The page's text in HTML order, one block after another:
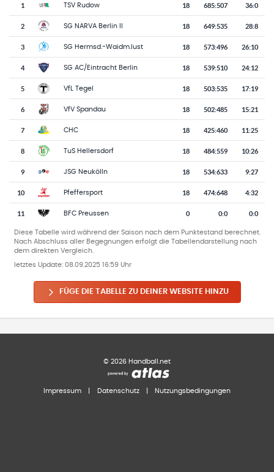
1 TSV Rudow 18 685:507 36:0
2 SG NARVA Berlin II 18 649:535 28:8
3 SG Hermsd.-Waidm.lust 18 573:496 26:10
4 SG AC/Eintracht Berlin 18 539:510 24:12
5 VfL Tegel 18 503:535 17:19
6 VfV Spandau 18 502:485 15:21
7 CHC 18 425:460 11:25
8 TuS Hellersdorf 18 484:559 10:26
9 JSG Neukölln 18 534:633 9:27
10 Pfeffersport 18 474:648 4:32
11 BFC Preussen 0 0:0 0:0
Diese Tabelle wird während der Saison nach dem Punktestand berechnet.
Nach Abschluss aller Begegnungen erfolgt die Tabellendarstellung nach
dem direkten Vergleich.
letztes Update: 08.09.2025 16:59 Uhr
FÜGE DIE TABELLE ZU DEINER WEBSITE HINZU
© 2026 Handball.net
Impressum Datenschutz Nutzungsbedingungen